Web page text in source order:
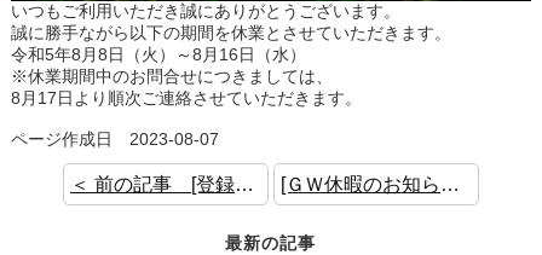
いつもご利用いただき誠にありがとうございます。
誠に勝手ながら以下の期間を休業とさせていただきます。
令和5年8月8日（火）～8月16日（水）
※休業期間中のお問合せにつきましては、
8月17日より順次ご連絡させていただきます。
ページ作成日 2023-08-07
＜ 前の記事 [登録物件] [ＧＷ休暇のお知らせ] 次の記事 ＞
最新の記事